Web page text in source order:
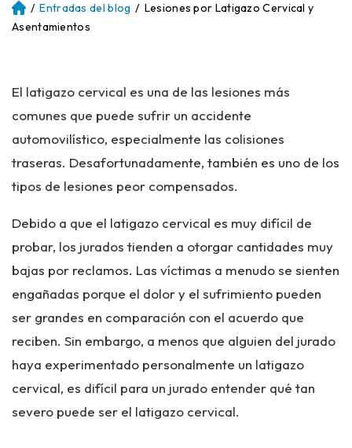
Ini
ci
/ Entradas del blog / Lesiones por Latigazo Cervical y
Asentamientos
El latigazo cervical es una de las lesiones más
comunes que puede sufrir un accidente
automovilístico, especialmente las colisiones
traseras. Desafortunadamente, también es uno de los
tipos de lesiones peor compensados.
Debido a que el latigazo cervical es muy difícil de
probar, los jurados tienden a otorgar cantidades muy
bajas por reclamos. Las víctimas a menudo se sienten
engañadas porque el dolor y el sufrimiento pueden
ser grandes en comparación con el acuerdo que
reciben. Sin embargo, a menos que alguien del jurado
haya experimentado personalmente un latigazo
cervical, es difícil para un jurado entender qué tan
severo puede ser el latigazo cervical.